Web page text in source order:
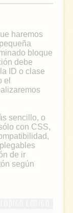
haremos
bloque
debe
ID o clase
el
sencillo, o
con CSS,
de ir
según